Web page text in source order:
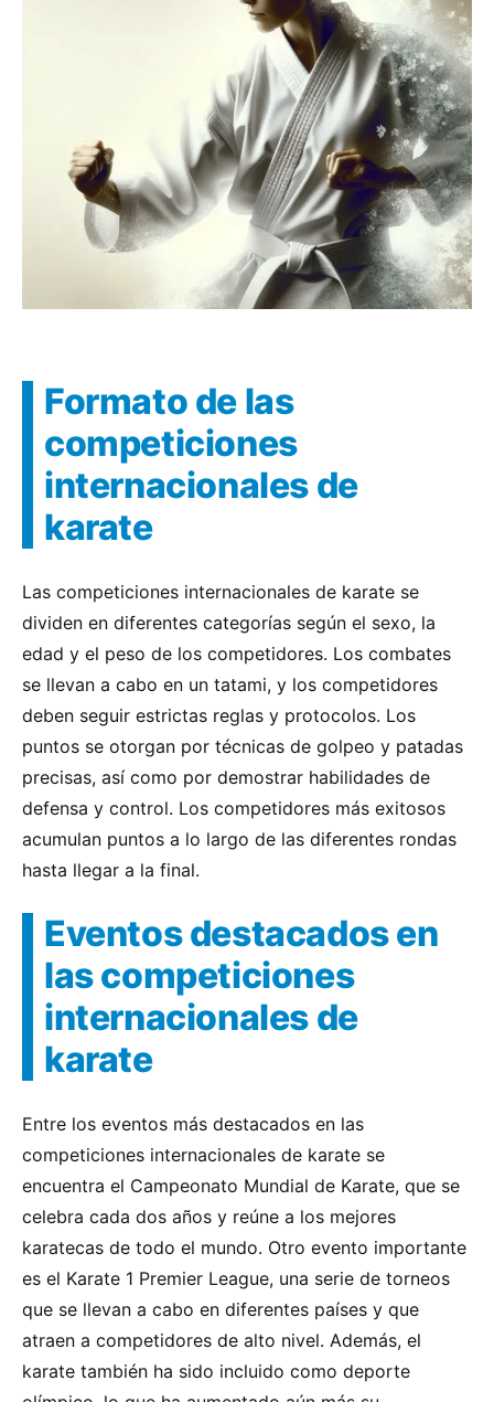
Formato de las
competiciones
internacionales de
karate
Las competiciones internacionales de karate se
dividen en diferentes categorías según el sexo, la
edad y el peso de los competidores. Los combates
se llevan a cabo en un tatami, y los competidores
deben seguir estrictas reglas y protocolos. Los
puntos se otorgan por técnicas de golpeo y patadas
precisas, así como por demostrar habilidades de
defensa y control. Los competidores más exitosos
acumulan puntos a lo largo de las diferentes rondas
hasta llegar a la final.
Eventos destacados en
las competiciones
internacionales de
karate
Entre los eventos más destacados en las
competiciones internacionales de karate se
encuentra el Campeonato Mundial de Karate, que se
celebra cada dos años y reúne a los mejores
karatecas de todo el mundo. Otro evento importante
es el Karate 1 Premier League, una serie de torneos
que se llevan a cabo en diferentes países y que
atraen a competidores de alto nivel. Además, el
karate también ha sido incluido como deporte